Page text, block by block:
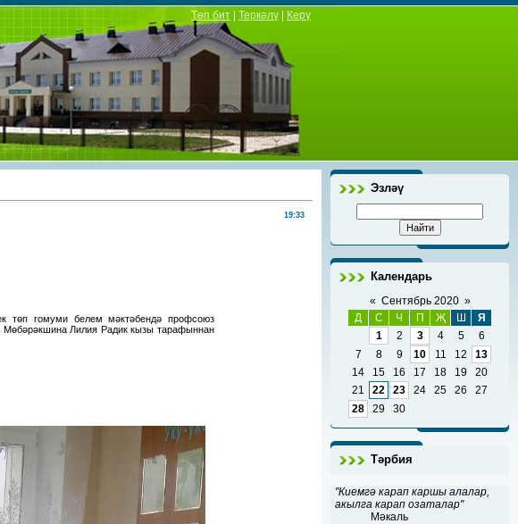
Төп бит Теркәлү Керү
19:33
төп гомуми белем мәктәбендә профсоюз
Лилия Радик кызы тарафыннан
Эзләү
Календарь
« Сентябрь 2020 »
Д
С Ч П Җ Ш
Я
1
2 3 4 5
6
7
8 9 10 11 12
13
14
15 16 17 18 19
20
21
22 23 24 25 26
27
28
29 30
Тәрбия
"Киемгә карап каршы алалар,
акылга карап озаталар"
Мәкаль